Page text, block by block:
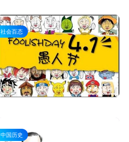
社会百态
中国历史